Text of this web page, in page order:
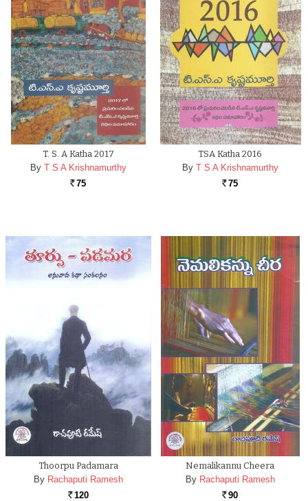
T. S. A Katha 2017
By T S A Krishnamurthy
Rs. 75
TSA Katha 2016
By T S A Krishnamurthy
Rs. 75
Thoorpu Padamara
By Rachaputi Ramesh
Rs. 120
Nemalikannu Cheera
By Rachaputi Ramesh
Rs. 90